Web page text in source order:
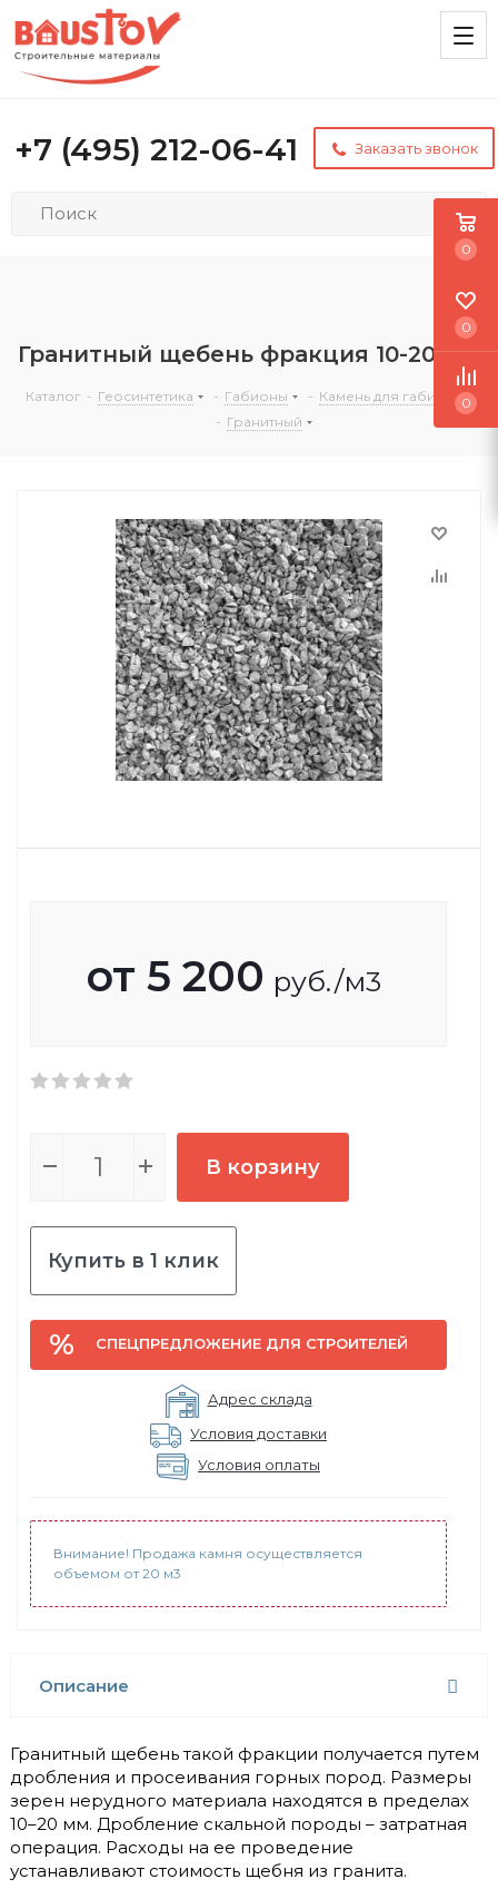
+7 (495) 212-06-41 Заказать звонок
Гранитный щебень фракция 10-20 мм
Каталог - Геосинтетика - Габионы - Камень для габионов
- Гранитный
от 5 200 руб./м3
В корзину
Купить в 1 клик
СПЕЦПРЕДЛОЖЕНИЕ ДЛЯ СТРОИТЕЛЕЙ
Адрес склада
Условия доставки
Условия оплаты
Внимание! Продажа камня осуществляется
объемом от 20 м3
Описание
Гранитный щебень такой фракции получается путем
дробления и просеивания горных пород. Размеры
зерен нерудного материала находятся в пределах
10–20 мм. Дробление скальной породы – затратная
операция. Расходы на ее проведение
устанавливают стоимость щебня из гранита.
0
0
0